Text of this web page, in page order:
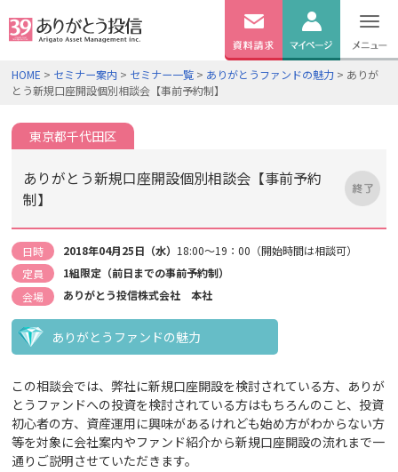
無料資料
ログイン
HOME > セミナー案内 > セミナー一覧 > ありがとうファンドの魅力 > ありが
とう新規口座開設個別相談会【事前予約制】
東京都千代田区
ありがとう新規口座開設個別相談会【事前予約
制】
日時 2018年04月25日（水） 18:00～19：00（開始時間は相談可）
定員
1組限定（前日までの事前予約制）
会場
ありがとう投信株式会社 本社
ありがとうファンドの魅力
この相談会では、弊社に新規口座開設を検討されている方、ありが
とうファンドへの投資を検討されている方はもちろんのこと、投資
初心者の方、資産運用に興味があるけれども始め方がわからない方
等を対象に会社案内やファンド紹介から新規口座開設の流れまで一
通りご説明させていただきます。